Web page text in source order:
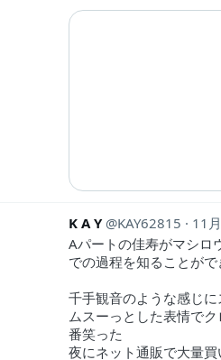
K A Y KAY62815
11
Aパートの佳寿がマシロ
での過程を知ることが
千手観音のような感じに
ムスーっとした表情で
番笑った
夜にネット通販で大量